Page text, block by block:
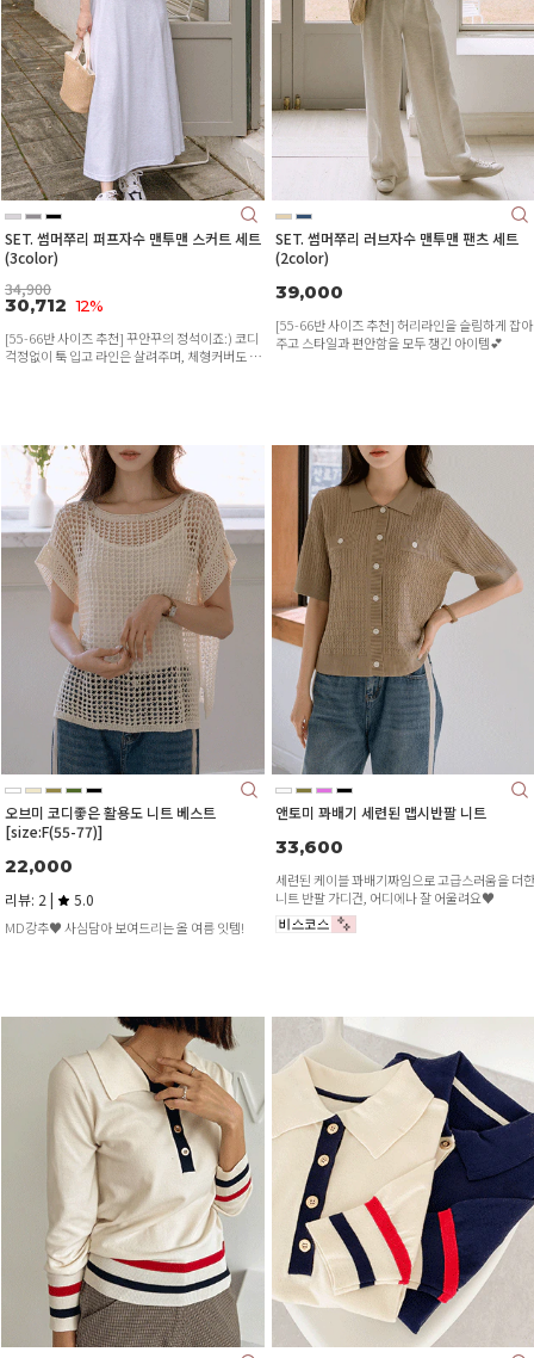
SET. 썸머쭈리 퍼프자수 맨투맨 스커트 세트
(3color)
34,900
30,712 12%
[55-66반 사이즈 추천] 꾸안꾸의 정석이죠:) 코디
걱정없이 툭 입고 라인은 살려주며, 체형커버도 완
SET. 썸머쭈리 러브자수 맨투맨 팬츠 세트
(2color)
39,000
[55-66반 사이즈 추천] 허리라인을 슬림하게 잡아
주고 스타일과 편안함을 모두 챙긴 아이템💕
오브미 코디좋은 활용도 니트 베스트
[size:F(55-77)]
22,000
리뷰: 2 | 5.0
MD강추♥ 사심담아 보여드리는 올 여름 잇템!
앤토미 꽈배기 세련된 맵시반팔 니트
33,600
세련된 케이블 꽈배기짜임으로 고급스러움을 더한
니트 반팔 가디건, 어디에나 잘 어울려요♥